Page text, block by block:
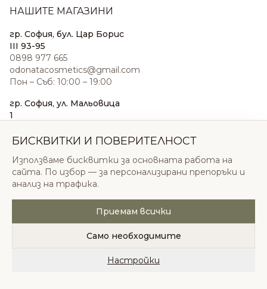
НАШИТЕ МАГАЗИНИ
гр. София, бул. Цар Борис
III 93-95
0898 977 665
odonatacosmetics@gmail.com
Пон – Съб: 10:00 – 19:00
гр. София, ул. Мальовица
1
sales@odonatacosmetics.com
Нед: 11:00 – 18:00
© 2026 Одоната Козметикс ООД. Всички права
запазени.
Политика за поверителностОбщи условия
БИСКВИТКИ И ПОВЕРИТЕЛНОСТ
Използваме бисквитки за основната работа на
сайта. По избор — за персонализирани препоръки и
анализ на трафика.
Приемам всички
Само необходимите
Настройки